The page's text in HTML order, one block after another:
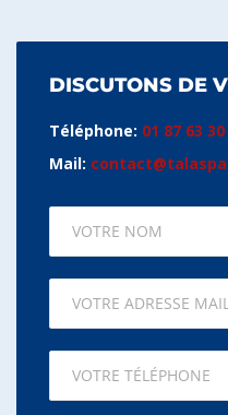
DISCUTONS DE
Téléphone: 01 87 63
Mail: